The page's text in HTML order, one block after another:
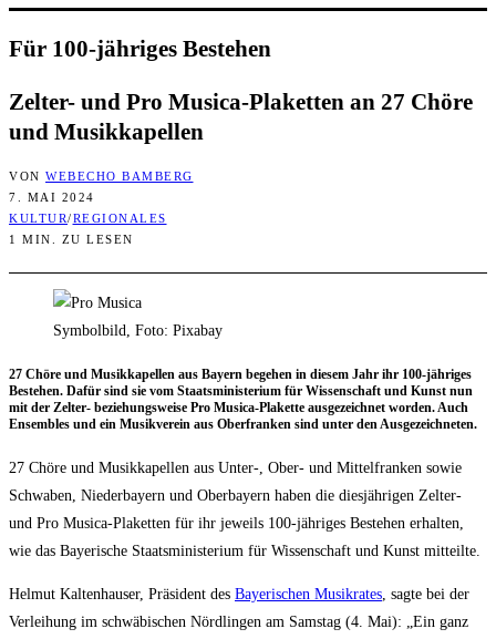
Für 100-jäh­ri­ges Bestehen
Zel­ter- und Pro Musi­ca-Pla­ket­ten an 27 Chö­re
und Musikkapellen
VON WEBECHO BAMBERG
7. MAI 2024
KULTUR/REGIONALES
1 MIN. ZU LESEN
Symbolbild, Foto: Pixabay
27 Chö­re und Musik­ka­pel­len aus Bay­ern bege­hen in die­sem Jahr ihr 100-jäh­ri­ges
Bestehen. Dafür sind sie vom Staats­mi­nis­te­ri­um für Wis­sen­schaft und Kunst nun
mit der Zel­ter- bezie­hungs­wei­se Pro Musi­ca-Pla­ket­te aus­ge­zeich­net wor­den. Auch
Ensem­bles und ein Musik­ver­ein aus Ober­fran­ken sind unter den Ausgezeichneten.
27 Chö­re und Musik­ka­pel­len aus Unter‑, Ober- und Mit­tel­fran­ken sowie
Schwa­ben, Nie­der­bay­ern und Ober­bay­ern haben die dies­jäh­ri­gen Zel­ter-
und Pro Musi­ca-Pla­ket­ten für ihr jeweils 100-jäh­ri­ges Bestehen erhal­ten,
wie das Baye­ri­sche Staats­mi­nis­te­ri­um für Wis­sen­schaft und Kunst mitteilte.
Hel­mut Kal­ten­hau­ser, Prä­si­dent des Baye­ri­schen Musik­ra­tes , sag­te bei der
Ver­lei­hung im schwä­bi­schen Nörd­lin­gen am Sams­tag (4. Mai): „Ein ganz